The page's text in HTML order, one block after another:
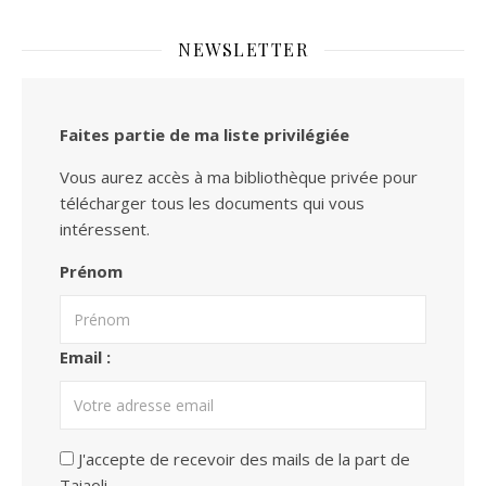
NEWSLETTER
Faites partie de ma liste privilégiée
Vous aurez accès à ma bibliothèque privée pour
télécharger tous les documents qui vous
intéressent.
Prénom
Email :
J'accepte de recevoir des mails de la part de